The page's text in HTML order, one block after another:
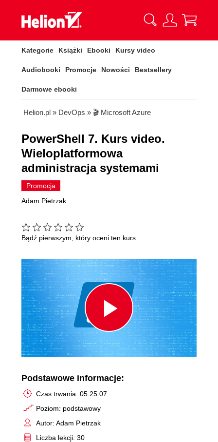
Kategorie Książki Ebooki Kursy video
Audiobooki Promocje Nowości Bestsellery
Darmowe ebooki
Helion.pl » DevOps » 🎬 Microsoft Azure
PowerShell 7. Kurs video.
Wieloplatformowa
administracja systemami
Promocja
Adam Pietrzak
Bądź pierwszym, który oceni ten kurs
Play
Video
Podstawowe informacje:
Czas trwania: 05:25:07
Poziom: podstawowy
Autor: Adam Pietrzak
Liczba lekcji: 30